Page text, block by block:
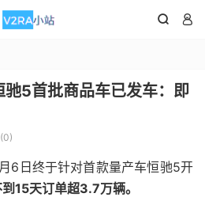
 
驰5首批商品车已发车：即
6日终于针对首款量产车恒驰5开
15天订单超3.7万辆。